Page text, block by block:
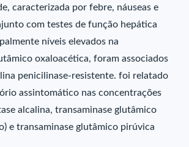
caracterizada por febre, náuseas e
com testes de função hepática
níveis elevados na
oxaloacética, foram associados
penicilinase-resistente. foi relatado
assintomático nas concentrações
alcalina, transaminase glutâmico
e transaminase glutâmico pirúvica